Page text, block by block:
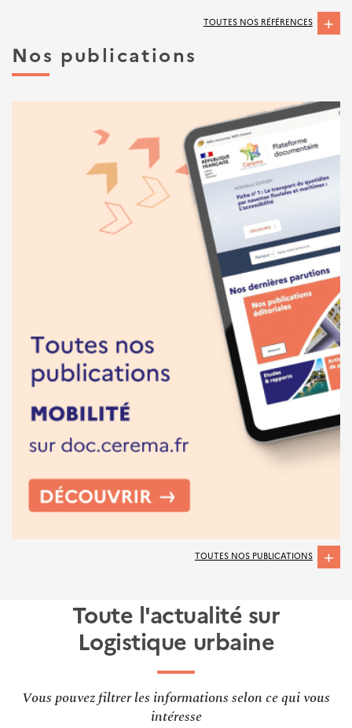
TOUTES NOS RÉFÉRENCES
Nos publications
TOUTES NOS PUBLICATIONS
Toute l'actualité sur
Logistique urbaine
Vous pouvez filtrer les informations selon ce qui vous
intéresse